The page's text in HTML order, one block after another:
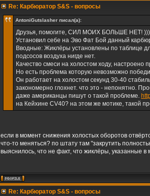
Re: Карбюратор S&S - вопросы
AntoniGutslasher писал(а):
Друзья, помогите, СИЛ МОИХ БОЛЬШЕ НЕТ!
Установил себе на Эво Фат Бой данный
Вводные: Жиклёры установлены по таблице
подсосов воздуха нигде нет.
Качество смеси на холостом ходу,
Но есть проблема которую невозможно
Он работает на холостом секунд 30-40
закономерно глохнет. что это - непонятно.
даже американцы пишут о такой проблеме.
на Кейхине CV40? на этом же мотике, такой
если в момент снижения холостых оборотов
что-то меняться? по штату там "закрутить
выяснилось, что не факт, что жиклёры, указанные
Re: Карбюратор S&S - вопросы